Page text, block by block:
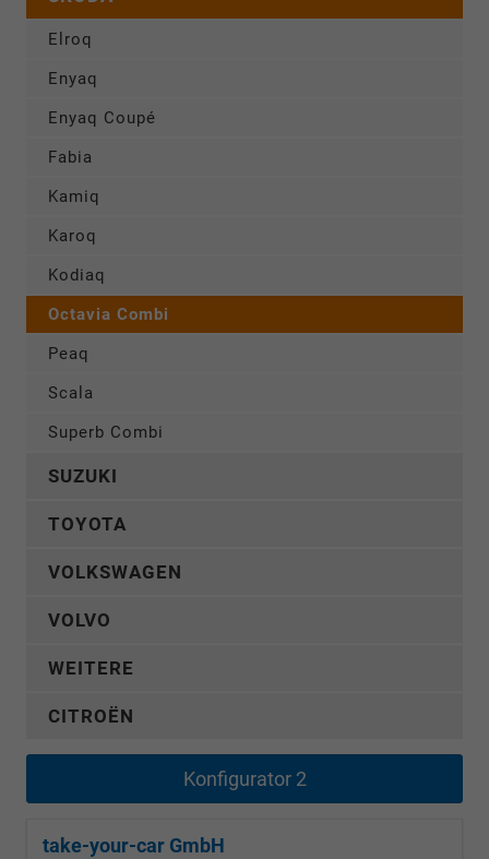
Elroq
Enyaq
Enyaq Coupé
Fabia
Kamiq
Karoq
Kodiaq
Octavia Combi
Peaq
Scala
Superb Combi
SUZUKI
TOYOTA
VOLKSWAGEN
VOLVO
WEITERE
CITROËN
Konfigurator 2
take-your-car GmbH